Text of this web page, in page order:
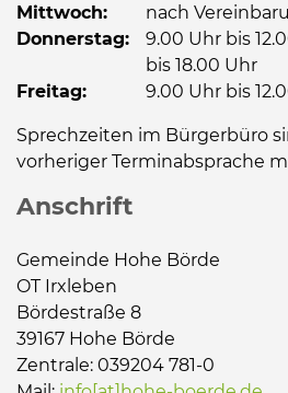
Mittwoch:
nach
Donnerstag: 9.00 Uhr bis
bis 18.00 Uhr
Freitag:
9.00 Uhr bis
Sprechzeiten im Bürgerbüro
vorheriger Terminabsprache
Anschrift
Gemeinde Hohe Börde
OT Irxleben
Bördestraße 8
39167 Hohe Börde
Zentrale: 039204 781-0